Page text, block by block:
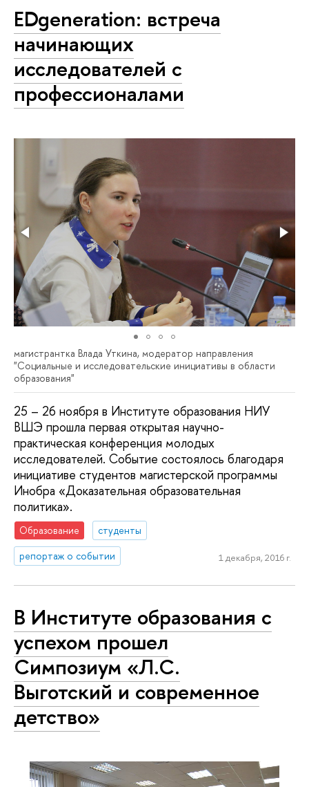
EDgeneration: встреча
начинающих
исследователей с
профессионалами
магистрантка Влада Уткина, модератор направления
"Социальные и исследовательские инициативы в области
образования"
25 – 26 ноября в Институте образования НИУ
ВШЭ прошла первая открытая научно-
практическая конференция молодых
исследователей. Событие состоялось благодаря
инициативе студентов магистерской программы
Инобра «Доказательная образовательная
политика».
Образование
студенты
репортаж о событии
1 декабря, 2016 г.
В Институте образования с
успехом прошел
Симпозиум «Л.С.
Выготский и современное
детство»